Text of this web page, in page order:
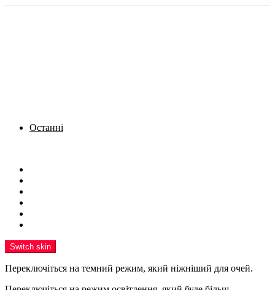
Останні
Switch skin
Переключіться на темний режим, який ніжніший для очей.